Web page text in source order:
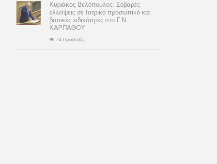
Κυριάκος Βελόπουλος: Σοβαρές
ελλείψεις σε Ιατρικό προσωπικό και
βασικές ειδικότητες στο Γ.Ν
ΚΑΡΠΑΘΟΥ
74 Προβολές